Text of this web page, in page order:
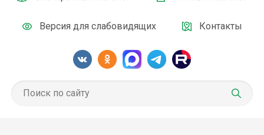
Версия для слабовидящих Контакты